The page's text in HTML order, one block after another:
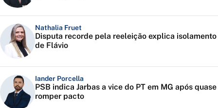
Nathalia Fruet
Disputa recorde pela reeleição explica isolamento
de Flávio
Iander Porcella
PSB indica Jarbas a vice do PT em MG após quase
romper pacto